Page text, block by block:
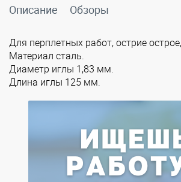
Описание Обзоры
Для перплетных работ, острие
Материал сталь.
Диаметр иглы 1,83 мм.
Длина иглы 125 мм.